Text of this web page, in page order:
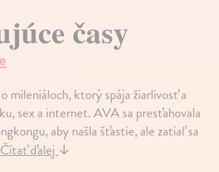
časy
mileniáloch, ktorý spája žiarlivosť a
sex a internet. AVA sa presťahovala
aby našla šťastie, ale zatiaľ sa
Čítať ďalej ↓